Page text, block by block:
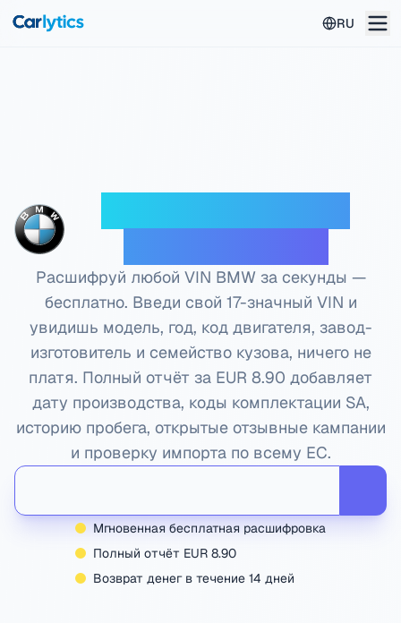
RU
Расшифруй любой VIN BMW за секунды —
бесплатно. Введи свой 17-значный VIN и
увидишь модель, год, код двигателя, завод-
изготовитель и семейство кузова, ничего не
платя. Полный отчёт за EUR 8.90 добавляет
дату производства, коды комплектации SA,
историю пробега, открытые отзывные кампании
и проверку импорта по всему ЕС.
Мгновенная бесплатная расшифровка
Полный отчёт EUR 8.90
Возврат денег в течение 14 дней